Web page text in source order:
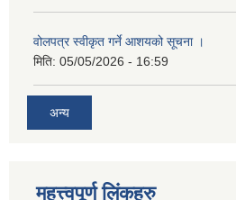
वोलपत्र स्वीकृत गर्ने आशयको सूचना ।
मिति: 05/05/2026 - 16:59
अन्य
महत्त्वपूर्ण लिंकहरु